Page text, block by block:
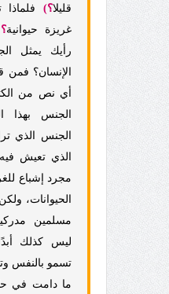
قليلا؟)
غريزة حيوانية؟
رأيك يمثل
الإنسان؟ فمن
أي نص من
الجنس بهذا
الجنس الذي
الذي تعيش
مجرد إشباع
الحيوانات،
مسلمين
ليس كذلك
تسمو بالنفس
ما دامت في